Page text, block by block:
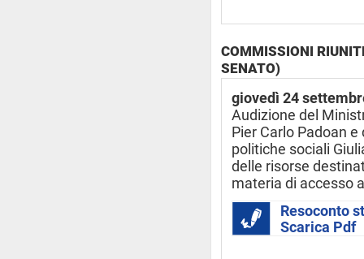
COMMISSIONI
SENATO)
giovedì 24
Audizione del
Pier Carlo Padoan
politiche sociali
delle risorse
materia di accesso
Resoconto
Scarica Pdf